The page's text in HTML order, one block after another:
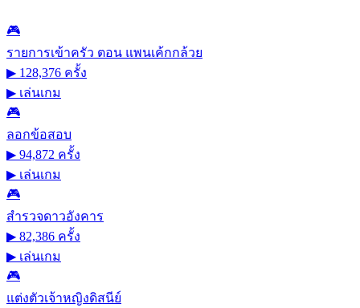
🎮
รายการเข้าครัว ตอน แพนเค้กกล้วย
▶ 128,376 ครั้ง
▶ เล่นเกม
🎮
ลอกข้อสอบ
▶ 94,872 ครั้ง
▶ เล่นเกม
🎮
สำรวจดาวอังคาร
▶ 82,386 ครั้ง
▶ เล่นเกม
🎮
แต่งตัวเจ้าหญิงดิสนีย์